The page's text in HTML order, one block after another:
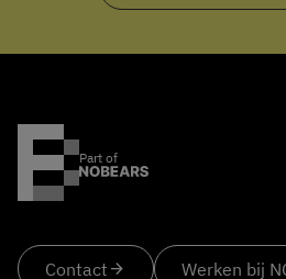
Part of
Contact arrow_forward Werken bij